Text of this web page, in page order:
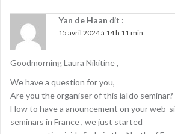
Yan de Haan dit :
15 avril 2024 à 14 h 11 min
Goodmorning Laura Nikitine ,
We have a question for you,
Are you the organiser of this iaIdo seminar?
How to have a anouncement on your web-
seminars in France , we just started